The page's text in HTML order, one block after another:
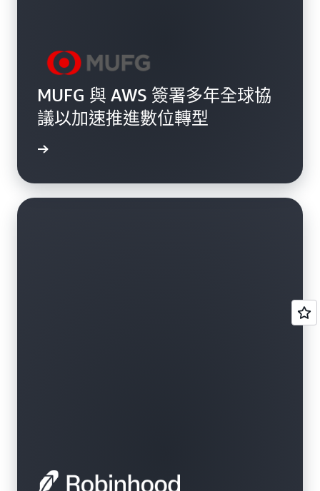
MUFG 與 AWS 簽署多年全球協
議以加速推進數位轉型